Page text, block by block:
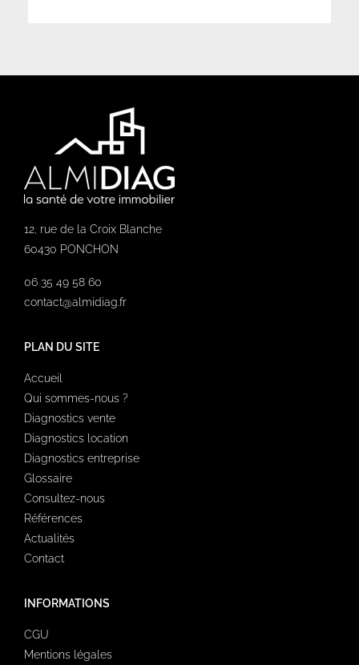
12, rue de la Croix Blanche
60430 PONCHON
06 35 49 58 60
contact@almidiag.fr
PLAN DU SITE
Accueil
Qui sommes-nous ?
Diagnostics vente
Diagnostics location
Diagnostics entreprise
Glossaire
Consultez-nous
Références
Actualités
Contact
INFORMATIONS
CGU
Mentions légales